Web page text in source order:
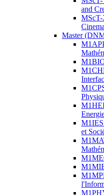
and
Master
et